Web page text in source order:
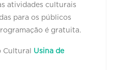
atividades culturais
para os públicos
é gratuita.
Cultural Usina de